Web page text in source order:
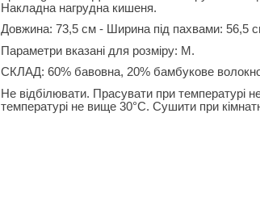
Накладна нагрудна кишеня.
Довжина: 73,5 см - Ширина під пахвами: 56,5
Параметри вказані для розміру: М.
СКЛАД: 60% бавовна, 20% бамбукове
Не відбілювати. Прасувати при температурі
температурі не вище 30°C. Сушити при